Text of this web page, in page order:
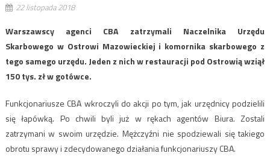
22 listopada 2018
Warszawscy agenci CBA zatrzymali Naczelnika Urzędu
Skarbowego w Ostrowi Mazowieckiej i komornika skarbowego z
tego samego urzędu. Jeden z nich w restauracji pod Ostrowią wziął
150 tys. zł w gotówce.
Funkcjonariusze CBA wkroczyli do akcji po tym, jak urzędnicy podzielili
się łapówką. Po chwili byli już w rękach agentów Biura. Zostali
zatrzymani w swoim urzędzie. Mężczyźni nie spodziewali się takiego
obrotu sprawy i zdecydowanego działania funkcjonariuszy CBA.